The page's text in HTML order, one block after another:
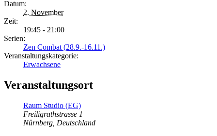
Datum:
2. November
Zeit:
19:45 - 21:00
Serien:
Zen Combat (28.9.-16.11.)
Veranstaltungskategorie:
Erwachsene
Veranstaltungsort
Raum Studio (EG)
Freiligrathstrasse 1
Nürnberg Deutschland